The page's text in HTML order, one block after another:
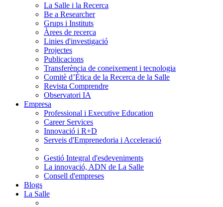
La Salle i la Recerca
Be a Researcher
Grups i Instituts
Àrees de recerca
Linies d'investigació
Projectes
Publicacions
Transferència de coneixement i tecnologia
Comitè d’Ètica de la Recerca de la Salle
Revista Comprendre
Observatori IA
Empresa
Professional i Executive Education
Career Services
Innovació i R+D
Serveis d'Emprenedoria i Acceleració
Gestió Integral d'esdeveniments
La innovació, ADN de La Salle
Consell d'empreses
Blogs
La Salle